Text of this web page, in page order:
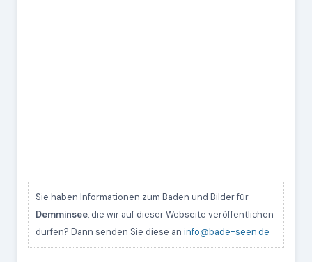
Sie haben Informationen zum Baden und Bilder für
Demminsee, die wir auf dieser Webseite veröffentlichen
dürfen? Dann senden Sie diese an info@bade-seen.de